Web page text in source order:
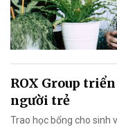
ROX Group
người trẻ
Trao học bổng cho sinh